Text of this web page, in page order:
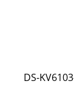
DS-